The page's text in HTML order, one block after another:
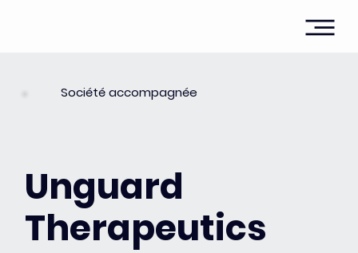
Société accompagnée
Unguard
Therapeutics